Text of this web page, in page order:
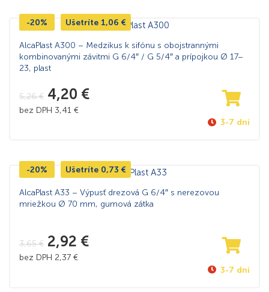
-20% Ušetríte 1,06 €
AlcaPlast A300 – Medzikus k sifónu s obojstrannými
kombinovanými závitmi G 6/4″ / G 5/4″ a prípojkou Ø 17–
23, plast
5,26€ 4,20 €
bez DPH 3,41 €
3-7 dní
-20% Ušetríte 0,73 €
AlcaPlast A33 – Výpusť drezová G 6/4″ s nerezovou
mriežkou Ø 70 mm, gumová zátka
3,65€ 2,92 €
bez DPH 2,37 €
3-7 dní